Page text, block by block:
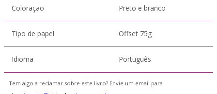
Coloração Preto e branco
Tipo de papel Offset 75g
Idioma Português
Tem algo a reclamar sobre este livro? Envie um email para